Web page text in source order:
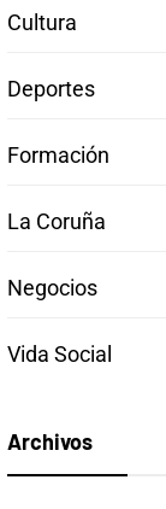
Cultura
Deportes
Formación
La Coruña
Negocios
Vida Social
Archivos